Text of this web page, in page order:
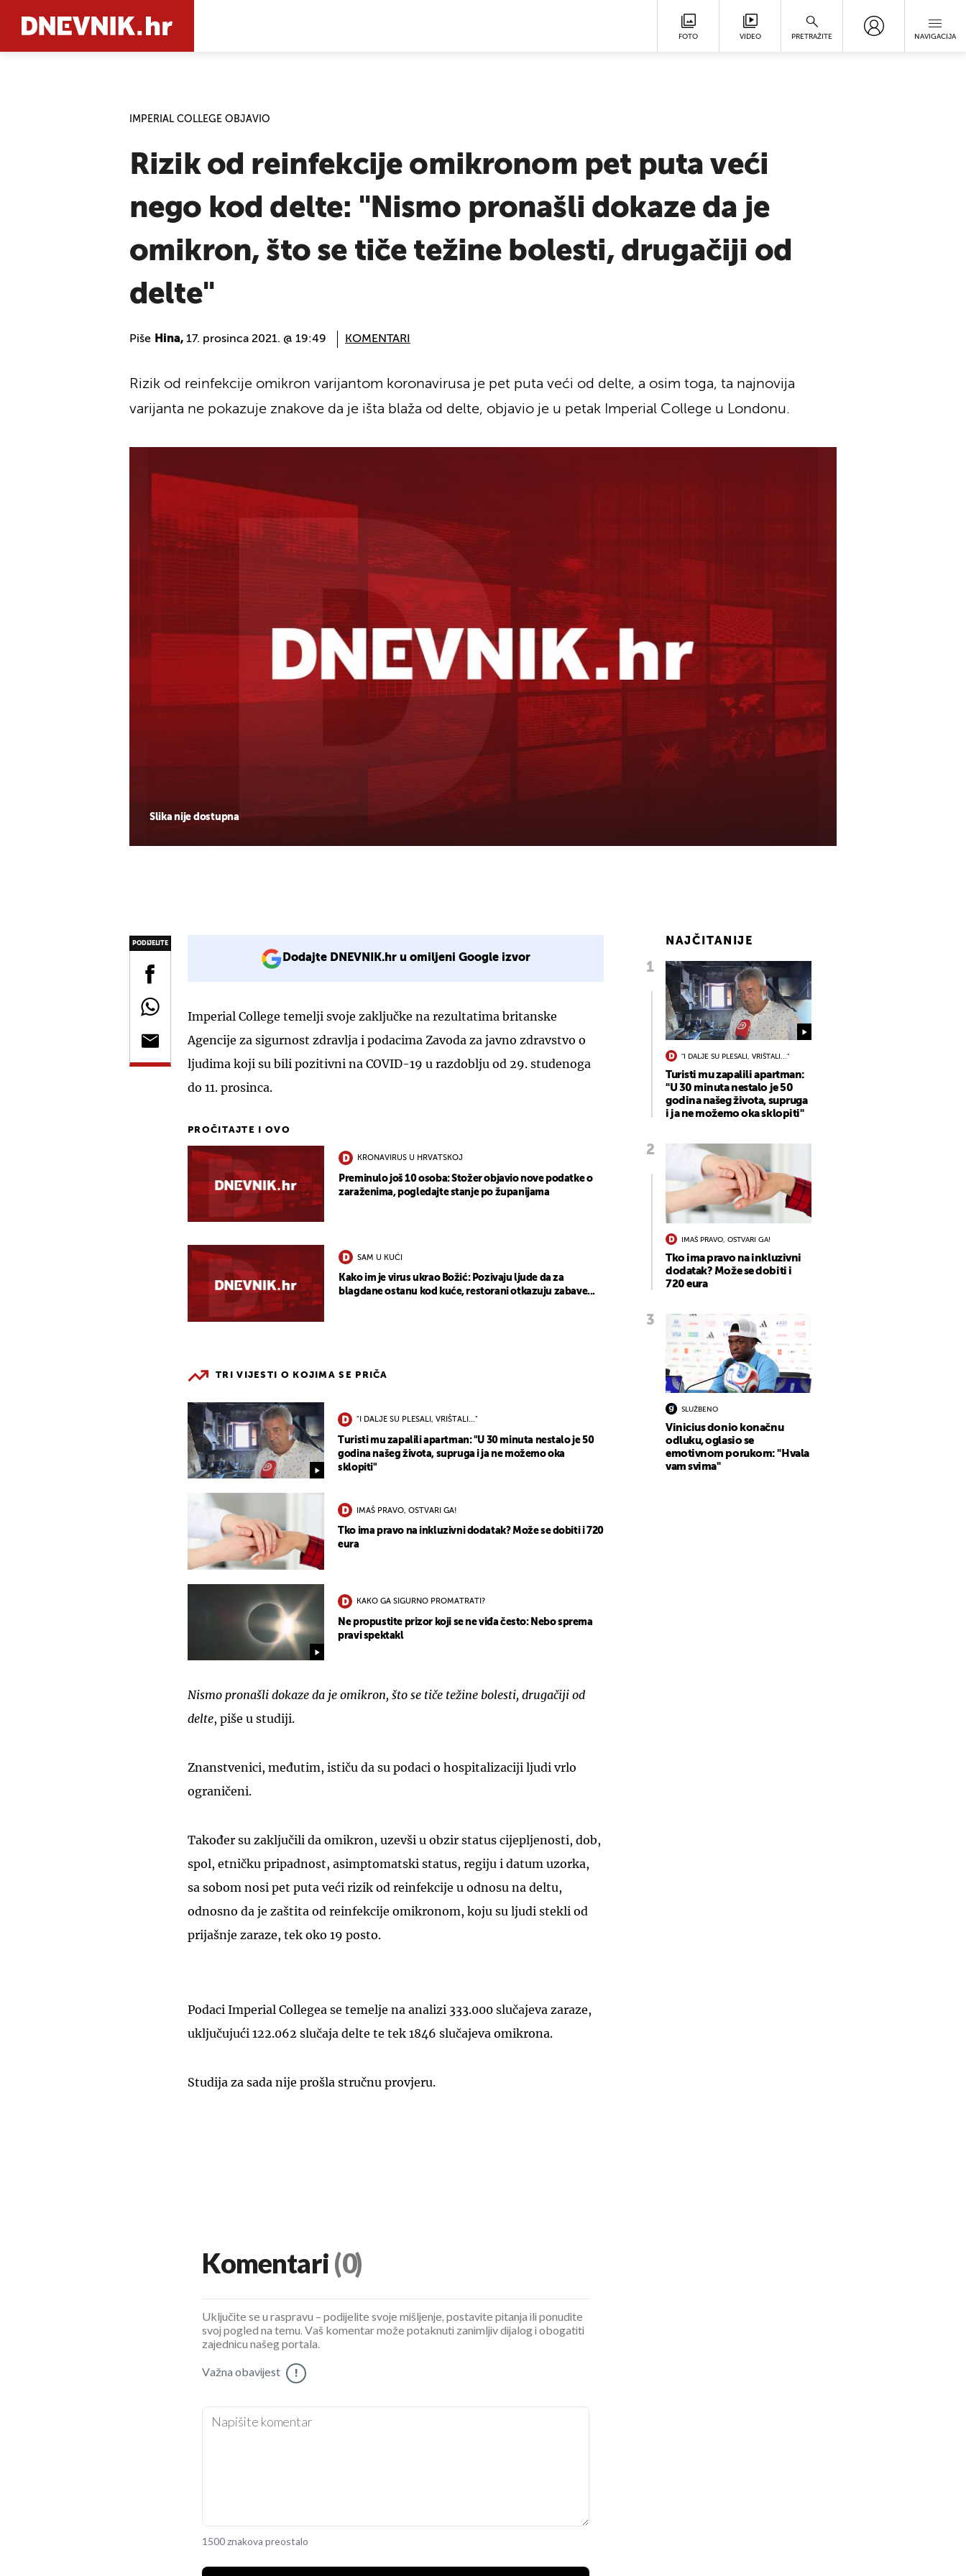
FOTO VIDEO PRETRAŽITE NAVIGACIJA
IMPERIAL COLLEGE OBJAVIO
Rizik od reinfekcije omikronom pet puta veći
nego kod delte: "Nismo pronašli dokaze da je
omikron, što se tiče težine bolesti, drugačiji od
delte"
Piše Hina, 17. prosinca 2021. @ 19:49 KOMENTARI
Slika nije dostupna
Rizik od reinfekcije omikron varijantom koronavirusa je pet puta veći od delte, a osim toga, ta najnovija
varijanta ne pokazuje znakove da je išta blaža od delte, objavio je u petak Imperial College u Londonu.
PODIJELITE
Dodajte DNEVNIK.hr u omiljeni Google izvor
Imperial College temelji svoje zaključke na rezultatima britanske
Agencije za sigurnost zdravlja i podacima Zavoda za javno zdravstvo o
ljudima koji su bili pozitivni na COVID-19 u razdoblju od 29. studenoga
do 11. prosinca.
PROČITAJTE I OVO
KRONAVIRUS U HRVATSKOJ
Preminulo još 10 osoba: Stožer objavio nove podatke o
zaraženima, pogledajte stanje po županijama
SAM U KUĆI
Kako im je virus ukrao Božić: Pozivaju ljude da za
blagdane ostanu kod kuće, restorani otkazuju zabave...
TRI VIJESTI O KOJIMA SE PRIČA
"I DALJE SU PLESALI, VRIŠTALI..."
Turisti mu zapalili apartman: "U 30 minuta nestalo je 50
godina našeg života, supruga i ja ne možemo oka
sklopiti"
IMAŠ PRAVO, OSTVARI GA!
Tko ima pravo na inkluzivni dodatak? Može se dobiti i 720
eura
KAKO GA SIGURNO PROMATRATI?
Ne propustite prizor koji se ne viđa često: Nebo sprema
pravi spektakl
Nismo pronašli dokaze da je omikron, što se tiče težine bolesti, drugačiji od
delte, piše u studiji.
Znanstvenici, međutim, ističu da su podaci o hospitalizaciji ljudi vrlo
ograničeni.
Također su zaključili da omikron, uzevši u obzir status cijepljenosti, dob,
spol, etničku pripadnost, asimptomatski status, regiju i datum uzorka,
sa sobom nosi pet puta veći rizik od reinfekcije u odnosu na deltu,
odnosno da je zaštita od reinfekcije omikronom, koju su ljudi stekli od
prijašnje zaraze, tek oko 19 posto.
Podaci Imperial Collegea se temelje na analizi 333.000 slučajeva zaraze,
uključujući 122.062 slučaja delte te tek 1846 slučajeva omikrona.
Studija za sada nije prošla stručnu provjeru.
NAJČITANIJE
"I DALJE SU PLESALI, VRIŠTALI..."
Turisti mu zapalili apartman:
"U 30 minuta nestalo je 50
godina našeg života, supruga
i ja ne možemo oka sklopiti"
IMAŠ PRAVO, OSTVARI GA!
Tko ima pravo na inkluzivni
dodatak? Može se dobiti i
720 eura
SLUŽBENO
Vinicius donio konačnu
odluku, oglasio se
emotivnom porukom: "Hvala
vam svima"
Komentari (0)
Uključite se u raspravu – podijelite svoje mišljenje, postavite pitanja ili ponudite
svoj pogled na temu. Vaš komentar može potaknuti zanimljiv dijalog i obogatiti
zajednicu našeg portala.
Važna obavijest !
1500 znakova preostalo